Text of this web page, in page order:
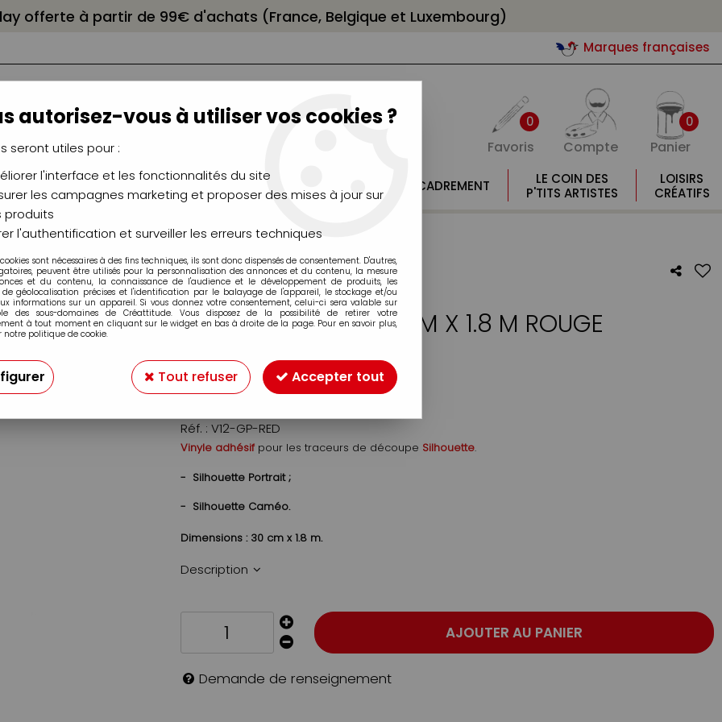
offerte à partir de 99€ d'achats (France, Belgique et Luxembourg)
Marques françaises
0
Favoris Compte
0
Panier
CHÂSSIS
CHEVALETS
AÉROGRAPHIE
MODÉLISME
MOULAGE
ENCADREMENT
LE COIN DES
P'TITS ARTISTES
LOISIRS
CRÉATIFS
>VINYLE BRILLANT 30 CM X 1.8 M ROUGE
VINYLE BRILLANT 30 CM X 1.8 M ROUGE
12,99 €TTC
Réf. : V12-GP-RED
Vinyle adhésif pour les traceurs de découpe Silhouette.
- Silhouette Portrait ;
- Silhouette Caméo.
Dimensions : 30 cm x 1.8 m.
Description
AJOUTER AU PANIER
Demande de renseignement
autorisez-vous à utiliser vos cookies ?
seront utiles pour :
l'interface et les fonctionnalités du site
les campagnes marketing et proposer des mises à jour sur
produits
l'authentification et surveiller les erreurs techniques
sont nécessaires à des fins techniques, ils sont donc dispensés de consentement. D'autres,
peuvent être utilisés pour la personnalisation des annonces et du contenu, la mesure
et du contenu, la connaissance de l'audience et le développement de produits, les
de géolocalisation précises et l'identification par le balayage de l'appareil, le stockage et/ou
informations sur un appareil. Si vous donnez votre consentement, celui-ci sera valable sur
des sous-domaines de Créattitude. Vous disposez de la possibilité de retirer votre
à tout moment en cliquant sur le widget en bas à droite de la page. Pour en savoir plus,
notre politique de cookie.
Tout refuser Accepter tout